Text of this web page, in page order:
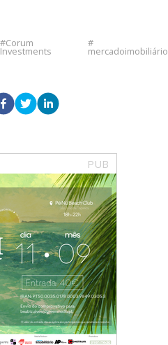
Corum
Investments mercadoimobiliário
PUB